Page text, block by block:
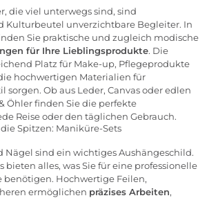
die viel unterwegs sind, sind
Kulturbeutel unverzichtbare Begleiter. In
Sie praktische und zugleich modische
für Ihre Lieblingsprodukte. Die
Platz für Make-up, Pflegeprodukte
hochwertigen Materialien für
Ob aus Leder, Canvas oder edlen
Öhler finden Sie die perfekte
Reise oder den täglichen Gebrauch.
Spitzen: Maniküre-Sets
Nägel sind ein wichtiges Aushängeschild.
bieten alles, was Sie für eine professionelle
benötigen. Hochwertige Feilen,
ermöglichen präzises Arbeiten,